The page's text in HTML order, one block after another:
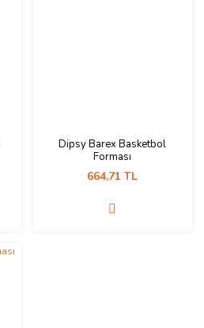
Dipsy Barex Basketbol
Forması
664,71 TL